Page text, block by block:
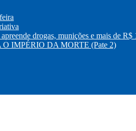
drogas, munições e mais de R$
IMPÉRIO DA MORTE (Pate 2)